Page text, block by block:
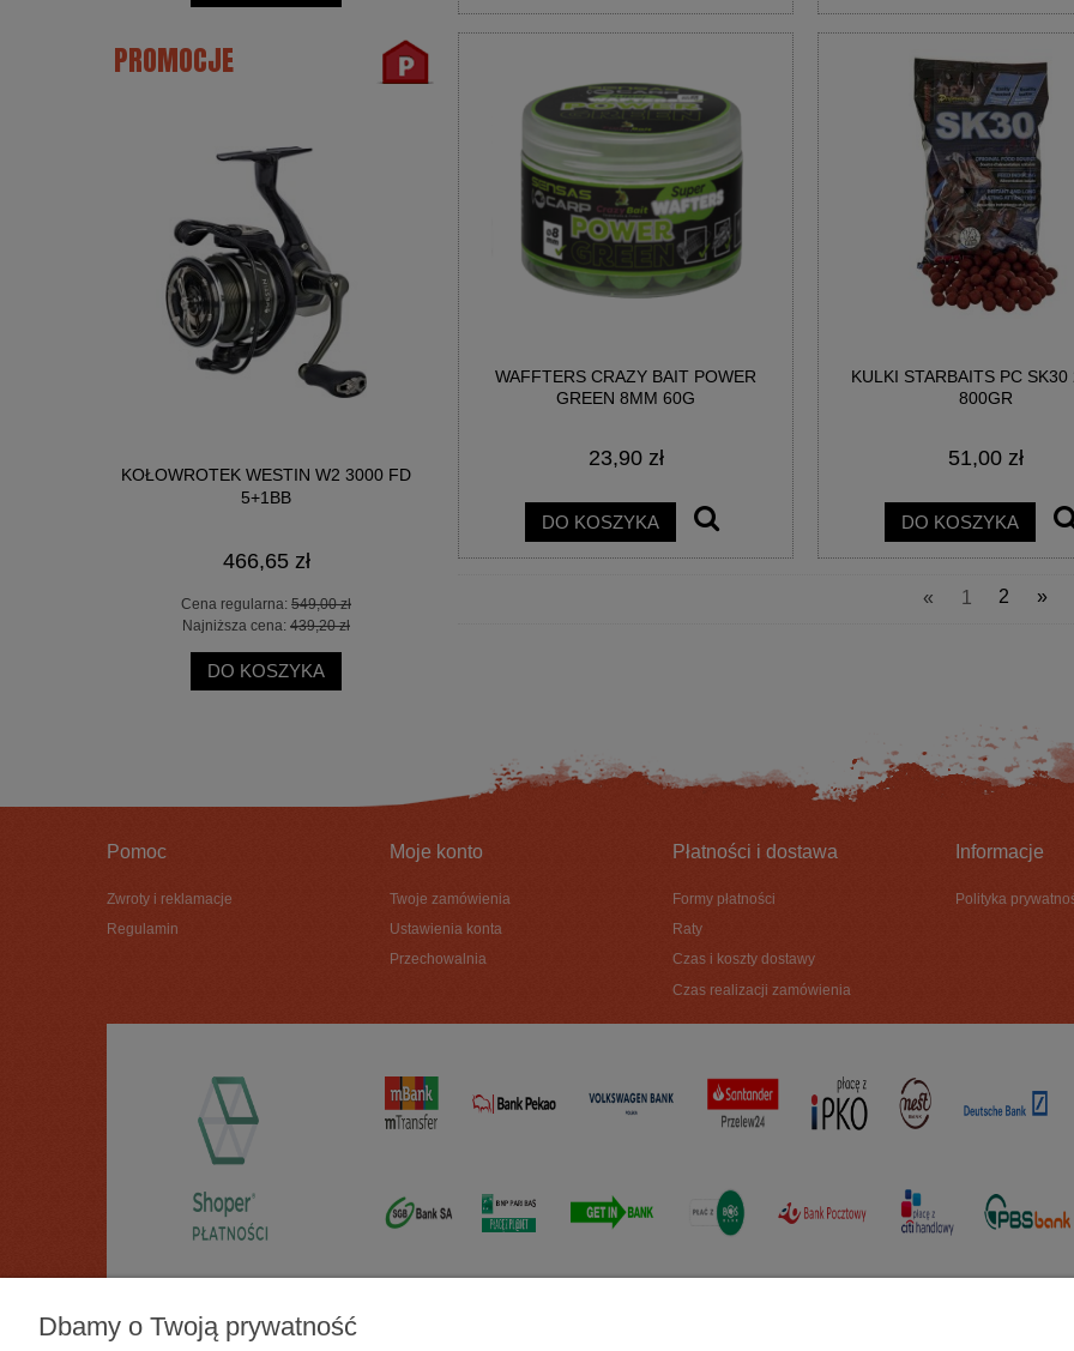
PROMOCJE
KOŁOWROTEK WESTIN W2 3000 FD
5+1BB
466,65 zł
Cena regularna: 549,00 zł
Najniższa cena: 439,20 zł
DO KOSZYKA
WĘDKA DRAGON HM62X SPINN 2-SEC
1 520,40 zł
KOŁOWROTEK SPRO CRX 3000
307,44 zł
Cena regularna: 366,00 zł
WAFFTERS CRAZY BAIT POWER
GREEN 8MM 60G
23,90 zł
DO KOSZYKA
KULKI STARBAITS PC SK30
800GR
51,00 zł
DO KOSZYKA
« 1 2 »
Pomoc
Zwroty i reklamacje
Regulamin
Moje konto
Twoje zamówienia
Ustawienia konta
Przechowalnia
Płatności i dostawa
Formy płatności
Raty
Czas i koszty dostawy
Czas realizacji zamówienia
Informacje
Polityka
Dbamy o Twoją prywatność